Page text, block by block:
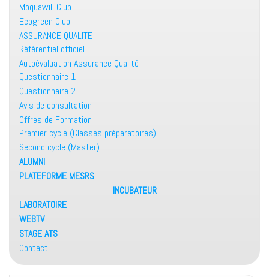
Moquawill Club
Ecogreen Club
ASSURANCE QUALITE
Référentiel officiel
Autoévaluation Assurance Qualité
Questionnaire 1
Questionnaire 2
Avis de consultation
Offres de Formation
Premier cycle (Classes préparatoires)
Second cycle (Master)
ALUMNI
PLATEFORME MESRS
INCUBATEUR
LABORATOIRE
WEBTV
STAGE ATS
Contact